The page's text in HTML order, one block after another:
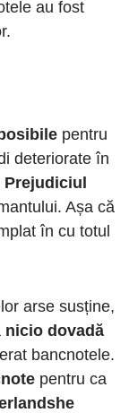
au fost
pentru
deteriorate în
Prejudiciul
Așa că
în cu totul
arse susține,
nicio dovadă
bancnotele.
pentru ca